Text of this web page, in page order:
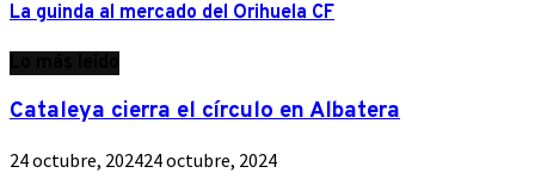
La guinda al mercado del Orihuela CF
Cataleya cierra el círculo en Albatera
24 octubre, 202424 octubre, 2024